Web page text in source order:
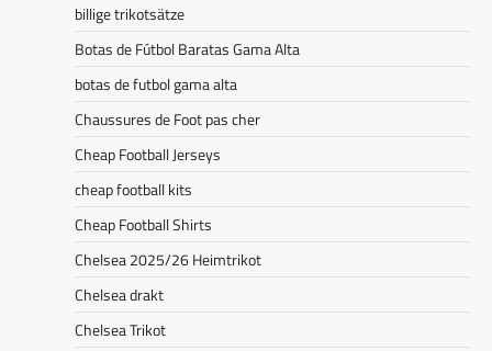
billige trikotsätze
Botas de Fútbol Baratas Gama Alta
botas de futbol gama alta
Chaussures de Foot pas cher
Cheap Football Jerseys
cheap football kits
Cheap Football Shirts
Chelsea 2025/26 Heimtrikot
Chelsea drakt
Chelsea Trikot